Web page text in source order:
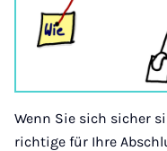
Wenn Sie sich sicher
richtige für Ihre